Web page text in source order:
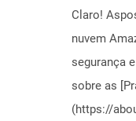
Claro!
nuvem
segurança
sobre as
(https://